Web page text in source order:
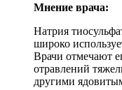
Мнение врача:
Натрия
широко
Врачи отмечают
отравлений
другими